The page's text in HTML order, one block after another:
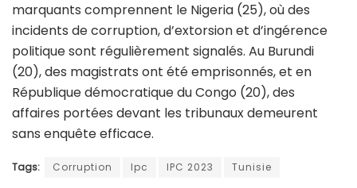
marquants comprennent le Nigeria (25), où des
incidents de corruption, d’extorsion et d’ingérence
politique sont régulièrement signalés. Au Burundi
(20), des magistrats ont été emprisonnés, et en
République démocratique du Congo (20), des
affaires portées devant les tribunaux demeurent
sans enquête efficace.
Tags: Corruption Ipc IPC 2023 Tunisie